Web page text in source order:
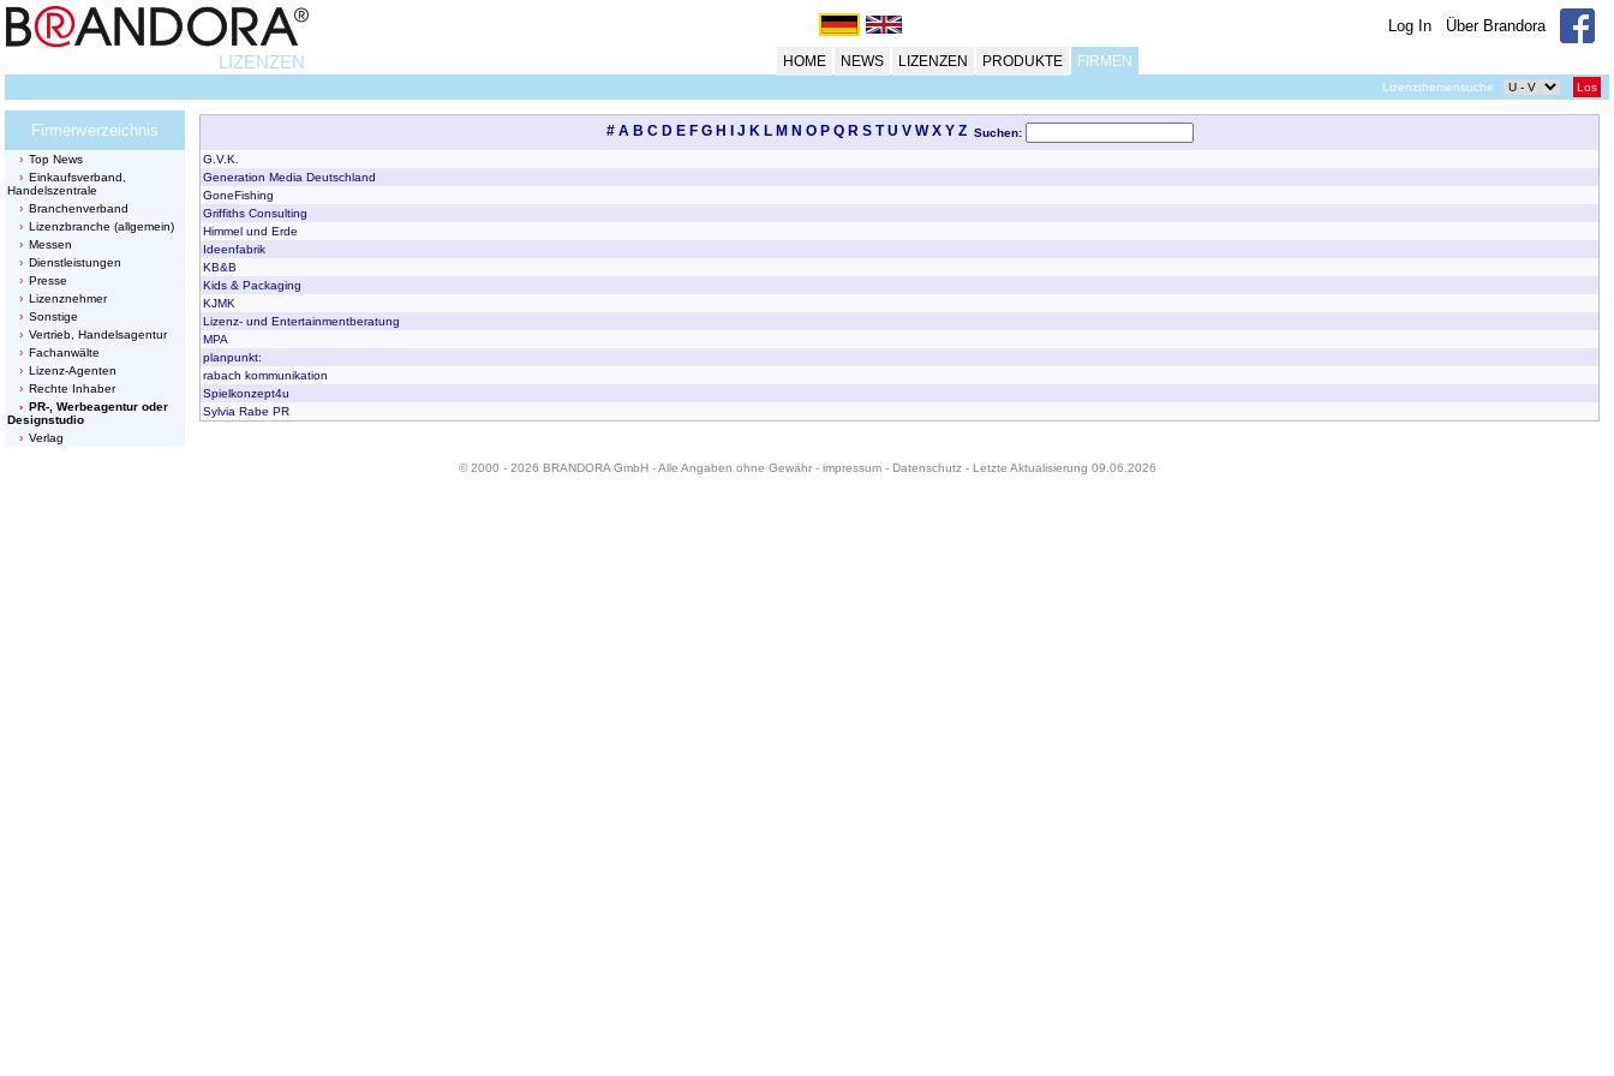
Log In Über Brandora
LIZENZEN HOME NEWS LIZENZEN PRODUKTE FIRMEN
Lizenzthemensuche Los
Firmenverzeichnis
Top News
Einkaufsverband,
Handelszentrale
Branchenverband
Lizenzbranche (allgemein)
Messen
Dienstleistungen
Presse
Lizenznehmer
Sonstige
Vertrieb, Handelsagentur
Fachanwälte
Lizenz-Agenten
Rechte Inhaber
PR-, Werbeagentur oder
Designstudio
Verlag
# A B C D E F G H J K L M N O P Q R S T U V W X Y Z Suchen:
G.V.K.
Generation Media Deutschland
GoneFishing
Griffiths Consulting
Himmel und Erde
Ideenfabrik
KB&B
Kids & Packaging
KJMK
Lizenz- und Entertainmentberatung
MPA
planpunkt:
rabach kommunikation
Spielkonzept4u
Sylvia Rabe PR
© 2000 - 2026 BRANDORA GmbH - Alle Angaben ohne Gewähr - impressum- Datenschutz- Letzte Aktualisierung 09.06.2026